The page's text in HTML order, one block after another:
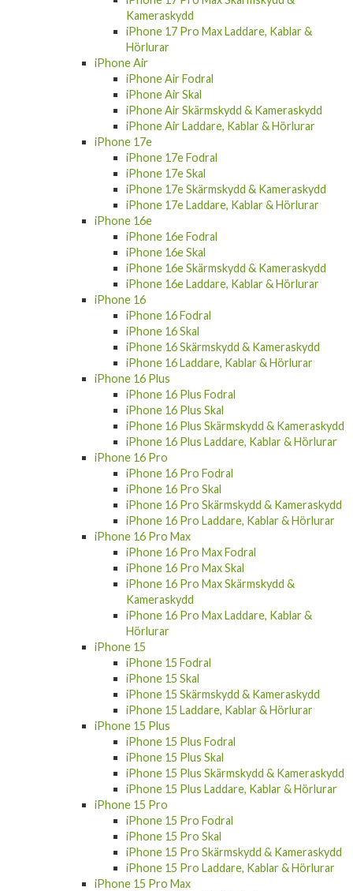
Kameraskydd
iPhone 17 Pro Max Laddare, Kablar &
Hörlurar
iPhone Air
iPhone Air Fodral
iPhone Air Skal
iPhone Air Skärmskydd & Kameraskydd
iPhone Air Laddare, Kablar & Hörlurar
iPhone 17e
iPhone 17e Fodral
iPhone 17e Skal
iPhone 17e Skärmskydd & Kameraskydd
iPhone 17e Laddare, Kablar & Hörlurar
iPhone 16e
iPhone 16e Fodral
iPhone 16e Skal
iPhone 16e Skärmskydd & Kameraskydd
iPhone 16e Laddare, Kablar & Hörlurar
iPhone 16
iPhone 16 Fodral
iPhone 16 Skal
iPhone 16 Skärmskydd & Kameraskydd
iPhone 16 Laddare, Kablar & Hörlurar
iPhone 16 Plus
iPhone 16 Plus Fodral
iPhone 16 Plus Skal
iPhone 16 Plus Skärmskydd & Kameraskydd
iPhone 16 Plus Laddare, Kablar & Hörlurar
iPhone 16 Pro
iPhone 16 Pro Fodral
iPhone 16 Pro Skal
iPhone 16 Pro Skärmskydd & Kameraskydd
iPhone 16 Pro Laddare, Kablar & Hörlurar
iPhone 16 Pro Max
iPhone 16 Pro Max Fodral
iPhone 16 Pro Max Skal
iPhone 16 Pro Max Skärmskydd &
Kameraskydd
iPhone 16 Pro Max Laddare, Kablar &
Hörlurar
iPhone 15
iPhone 15 Fodral
iPhone 15 Skal
iPhone 15 Skärmskydd & Kameraskydd
iPhone 15 Laddare, Kablar & Hörlurar
iPhone 15 Plus
iPhone 15 Plus Fodral
iPhone 15 Plus Skal
iPhone 15 Plus Skärmskydd & Kameraskydd
iPhone 15 Plus Laddare, Kablar & Hörlurar
iPhone 15 Pro
iPhone 15 Pro Fodral
iPhone 15 Pro Skal
iPhone 15 Pro Skärmskydd & Kameraskydd
iPhone 15 Pro Laddare, Kablar & Hörlurar
iPhone 15 Pro Max